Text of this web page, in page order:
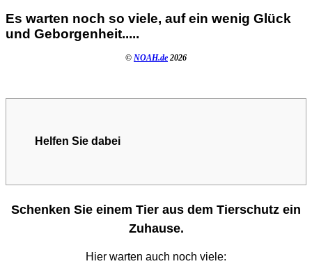
Es warten noch so viele, auf ein wenig Glück
und Geborgenheit.....
© NOAH.de 2026
Helfen Sie dabei
Schenken Sie einem Tier aus dem Tierschutz ein
Zuhause.
Hier warten auch noch viele: